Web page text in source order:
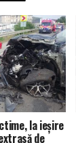
la ieșire
de